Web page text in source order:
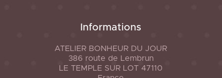
Informations
ATELIER BONHEUR DU JOUR
386 route de Lembrun
LE TEMPLE SUR LOT 47110